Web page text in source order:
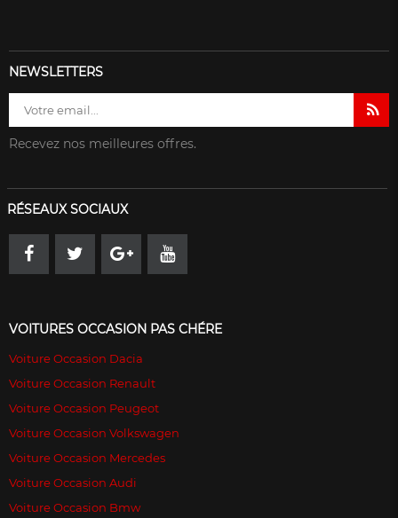
NEWSLETTERS
Recevez nos meilleures offres.
RÉSEAUX SOCIAUX
VOITURES OCCASION PAS CHÉRE
Voiture Occasion Dacia
Voiture Occasion Renault
Voiture Occasion Peugeot
Voiture Occasion Volkswagen
Voiture Occasion Mercedes
Voiture Occasion Audi
Voiture Occasion Bmw